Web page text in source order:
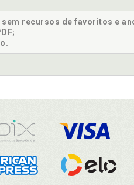
recursos de favoritos e